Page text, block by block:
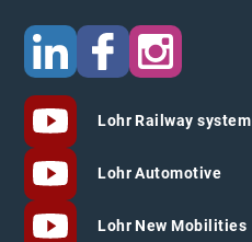
Lohr Railway system
Lohr Automotive
Lohr New Mobilities